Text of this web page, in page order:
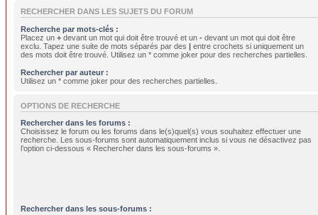
RECHERCHER DANS LES SUJETS DU FORUM
Recherche par mots-clés :
Placez un + devant un mot qui doit être trouvé et un - devant un mot qui doit être
exclu. Tapez une suite de mots séparés par des | entre crochets si uniquement un
des mots doit être trouvé. Utilisez un * comme joker pour des recherches partielles.
Rechercher par auteur :
Utilisez un * comme joker pour des recherches partielles.
OPTIONS DE RECHERCHE
Rechercher dans les forums :
Choisissez le forum ou les forums dans le(s)quel(s) vous souhaitez effectuer une
recherche. Les sous-forums sont automatiquement inclus si vous ne désactivez pas
l’option ci-dessous « Rechercher dans les sous-forums ».
Rechercher dans les sous-forums :